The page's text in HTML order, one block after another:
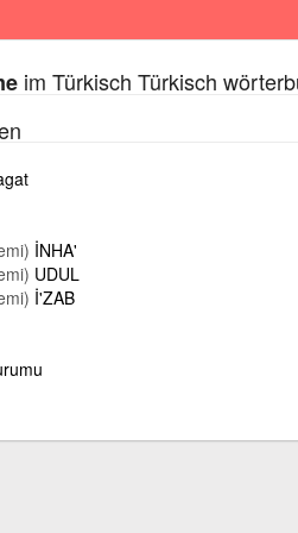
im Türkisch Türkisch
İNHA'
UDUL
İ'ZAB